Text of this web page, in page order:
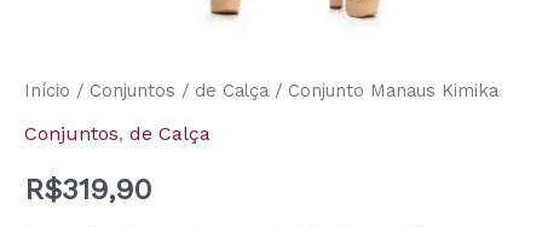
Início / Conjuntos / de Calça / Conjunto Manaus Kimika
Conjuntos, de Calça
R$319,90